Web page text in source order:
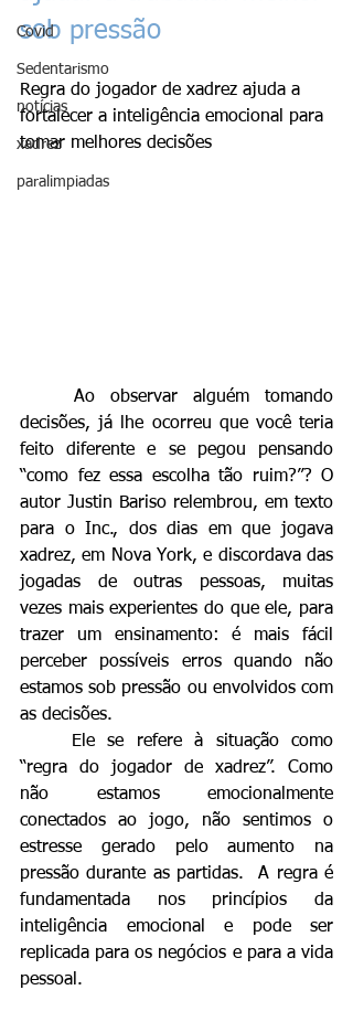
Covid
Sedentarismo
notícias
xadrez
paralimpiadas
sob pressão
Regra do jogador de xadrez ajuda a
fortalecer a inteligência emocional para
tomar melhores decisões
decisões, já lhe ocorreu que você teria
feito diferente e se pegou pensando
“como fez essa escolha tão ruim?”? O
autor Justin Bariso relembrou, em texto
para o Inc., dos dias em que jogava
xadrez, em Nova York, e discordava das
jogadas de outras pessoas, muitas
vezes mais experientes do que ele, para
trazer um ensinamento: é mais fácil
perceber possíveis erros quando não
estamos sob pressão ou envolvidos com
as decisões.
“regra do jogador de xadrez”. Como
não estamos emocionalmente
conectados ao jogo, não sentimos o
estresse gerado pelo aumento na
pressão durante as partidas.  A regra é
fundamentada nos princípios da
inteligência emocional e pode ser
replicada para os negócios e para a vida
pessoal.